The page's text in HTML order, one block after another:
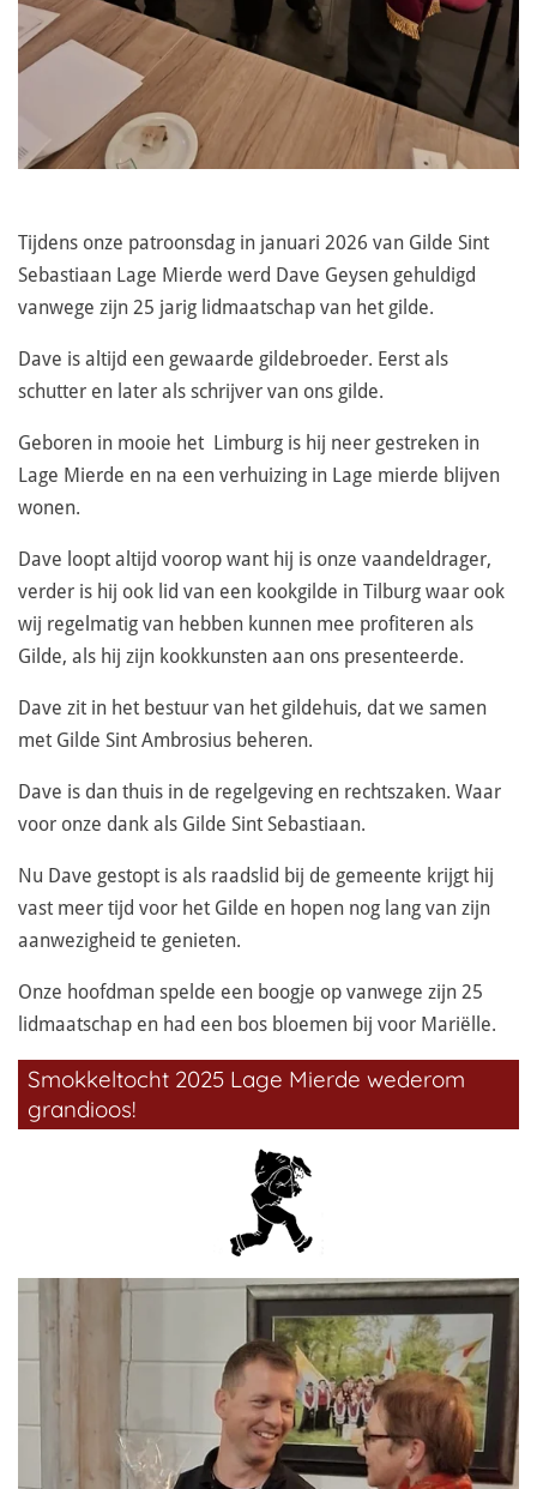
Tijdens onze patroonsdag in januari 2026 van Gilde Sint
Sebastiaan Lage Mierde werd Dave Geysen gehuldigd
vanwege zijn 25 jarig lidmaatschap van het gilde.
Dave is altijd een gewaarde gildebroeder. Eerst als
schutter en later als schrijver van ons gilde.
Geboren in mooie het Limburg is hij neer gestreken in
Lage Mierde en na een verhuizing in Lage mierde blijven
wonen.
Dave loopt altijd voorop want hij is onze vaandeldrager,
verder is hij ook lid van een kookgilde in Tilburg waar ook
wij regelmatig van hebben kunnen mee profiteren als
Gilde, als hij zijn kookkunsten aan ons presenteerde.
Dave zit in het bestuur van het gildehuis, dat we samen
met Gilde Sint Ambrosius beheren.
Dave is dan thuis in de regelgeving en rechtszaken. Waar
voor onze dank als Gilde Sint Sebastiaan.
Nu Dave gestopt is als raadslid bij de gemeente krijgt hij
vast meer tijd voor het Gilde en hopen nog lang van zijn
aanwezigheid te genieten.
Onze hoofdman spelde een boogje op vanwege zijn 25
lidmaatschap en had een bos bloemen bij voor Mariëlle.
Smokkeltocht 2025 Lage Mierde wederom
grandioos!